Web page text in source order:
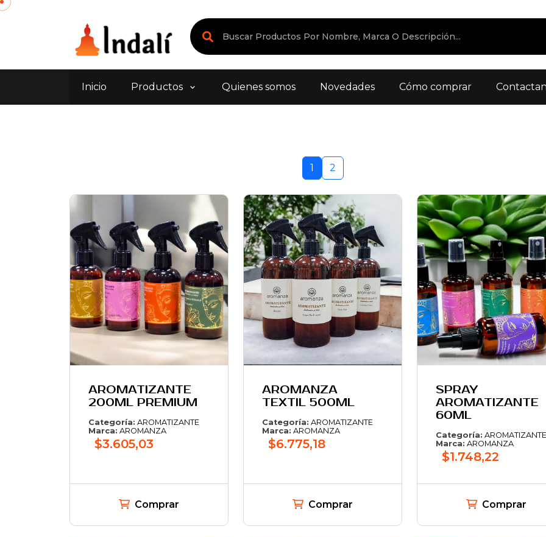
Inicio Productos Quienes somos Novedades Cómo comprar
1 2
AROMATIZANTE
200ML PREMIUM
Categoría: AROMATIZANTE
Marca: AROMANZA
$3.605,03
Comprar
AROMANZA
TEXTIL 500ML
Categoría: AROMATIZANTE
Marca: AROMANZA
$6.775,18
Comprar
SPRAY
AROMATIZANTE
60ML
Categoría: AROMATIZANTE
Marca: AROMANZA
$1.748,22
Comprar